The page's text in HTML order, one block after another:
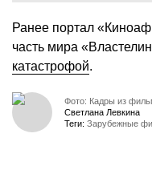
Ранее портал
часть мира
катастрофой.
Фото: Кадры из
Светлана Левкина
Теги: Зарубежные